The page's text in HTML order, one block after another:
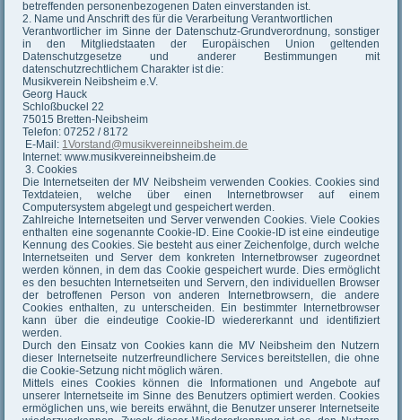
betreffenden personenbezogenen Daten einverstanden ist.
2. Name und Anschrift des für die Verarbeitung Verantwortlichen
Verantwortlicher im Sinne der Datenschutz-Grundverordnung, sonstiger
in den Mitgliedstaaten der Europäischen Union geltenden
Datenschutzgesetze und anderer Bestimmungen mit
datenschutzrechtlichem Charakter ist die:
Musikverein Neibsheim e.V.
Georg Hauck
Schloßbuckel 22
75015 Bretten-Neibsheim
Telefon: 07252 / 8172
E-Mail: 1Vorstand@musikvereinneibsheim.de
Internet: www.musikvereinneibsheim.de
3. Cookies
Die Internetseiten der MV Neibsheim verwenden Cookies. Cookies sind
Textdateien, welche über einen Internetbrowser auf einem
Computersystem abgelegt und gespeichert werden.
Zahlreiche Internetseiten und Server verwenden Cookies. Viele Cookies
enthalten eine sogenannte Cookie-ID. Eine Cookie-ID ist eine eindeutige
Kennung des Cookies. Sie besteht aus einer Zeichenfolge, durch welche
Internetseiten und Server dem konkreten Internetbrowser zugeordnet
werden können, in dem das Cookie gespeichert wurde. Dies ermöglicht
es den besuchten Internetseiten und Servern, den individuellen Browser
der betroffenen Person von anderen Internetbrowsern, die andere
Cookies enthalten, zu unterscheiden. Ein bestimmter Internetbrowser
kann über die eindeutige Cookie-ID wiedererkannt und identifiziert
werden.
Durch den Einsatz von Cookies kann die MV Neibsheim den Nutzern
dieser Internetseite nutzerfreundlichere Services bereitstellen, die ohne
die Cookie-Setzung nicht möglich wären.
Mittels eines Cookies können die Informationen und Angebote auf
unserer Internetseite im Sinne des Benutzers optimiert werden. Cookies
ermöglichen uns, wie bereits erwähnt, die Benutzer unserer Internetseite